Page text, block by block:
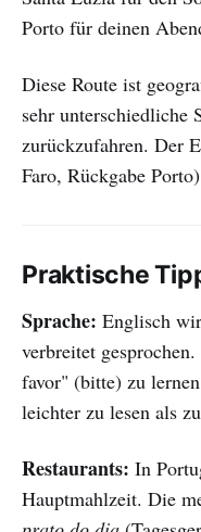
Porto für deinen
Diese Route ist
sehr unterschiedliche
zurückzufahren. Der
Faro, Rückgabe
Praktische
Sprache: Englisch
verbreitet
favor" (bitte) zu
leichter zu lesen als
Restaurants: In
Hauptmahlzeit. Die